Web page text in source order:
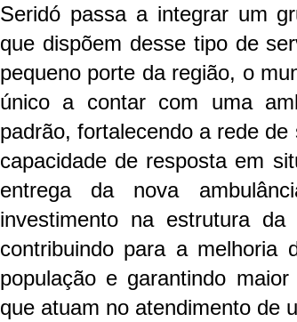
Seridó passa a integrar um
que dispõem desse tipo de
pequeno porte da região, o
único a contar com uma
padrão, fortalecendo a rede
capacidade de resposta em
entrega da nova
investimento na estrutura da
contribuindo para a melhoria
população e garantindo maior
que atuam no atendimento de